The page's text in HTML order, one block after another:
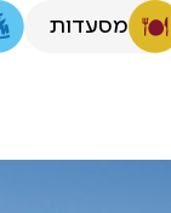
מסעדות